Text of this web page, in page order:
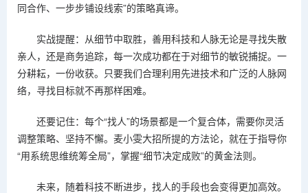
同合作、一步步铺设线索”的策略真谛。
实战提醒：从细节中取胜，善用科技和人脉无论是寻找失散
亲人，还是商务追踪，每一次成功都在于对细节的敏锐捕捉。一
分耕耘，一份收获。只要我们合理利用先进技术和广泛的人脉网
络，寻找目标就不再那样困难。
还要记住：每个“找人”的场景都是一个复合体，需要你灵活
调整策略、坚持不懈。麦小雯大招所提的方法论，就在于指导你
“用系统思维统筹全局”，掌握“细节决定成败”的黄金法则。
未来，随着科技不断进步，找人的手段也会变得更加高效。